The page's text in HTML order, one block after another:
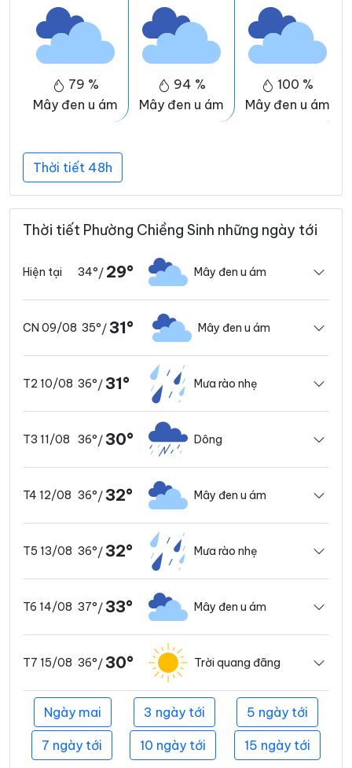
79 %
Mây đen u ám
94 %
Mây đen u ám
100 %
Mây đen u ám
Thời tiết 48h
Thời tiết Phường Chiềng Sinh những ngày tới
Hiện tại 34°/ 29° Mây đen u ám
CN 09/08 35°/ 31° Mây đen u ám
T2 10/08 36°/ 31° Mưa rào nhẹ
T3 11/08 36°/ 30° Dông
T4 12/08 36°/ 32° Mây đen u ám
T5 13/08 36°/ 32° Mưa rào nhẹ
T6 14/08 37°/ 33° Mây đen u ám
T7 15/08 36°/ 30° Trời quang đãng
Ngày mai 3 ngày tới 5 ngày tới
7 ngày tới 10 ngày tới 15 ngày tới